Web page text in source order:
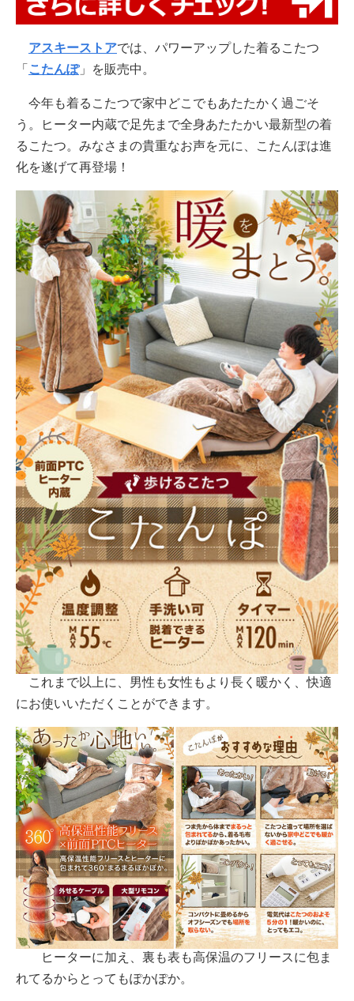
アスキーストアでは、パワーアップした着るこたつ
「 こたんぽ」を販売中。
今年も着るこたつで家中どこでもあたたかく過ごそ
う。ヒーター内蔵で足先まで全身あたたかい最新型の着
るこたつ。みなさまの貴重なお声を元に、こたんぽは進
化を遂げて再登場！
これまで以上に、男性も女性もより長く暖かく、快適
にお使いいただくことができます。
ヒーターに加え、裏も表も高保温のフリースに包ま
れてるからとってもぽかぽか。